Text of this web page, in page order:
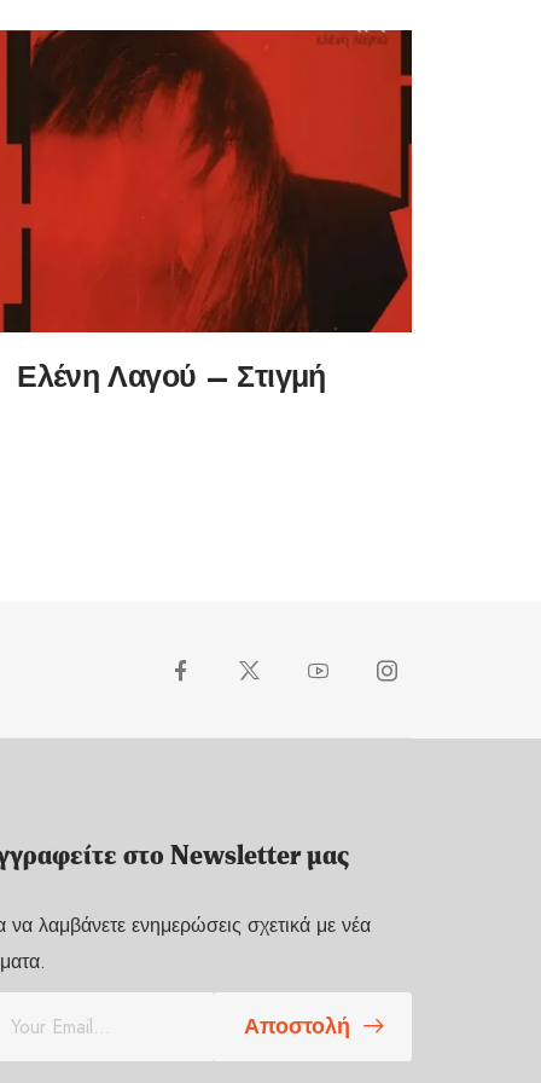
Ελένη Λαγού – Στιγμή
στο Newsletter μας
να λαμβάνετε ενημερώσεις σχετικά με νέα
Αποστολή